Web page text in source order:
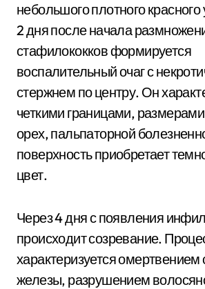
небольшого плотного красного
2 дня после начала
стафилококков формируется
воспалительный очаг с
стержнем по центру. Он
четкими границами, размерами
орех, пальпаторной
поверхность приобретает
цвет.
Через 4 дня с появления
происходит созревание.
характеризуется омертвением
железы, разрушением